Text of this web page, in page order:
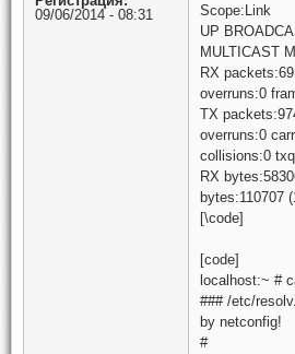
09/06/2014 - 08:31
Scope:Link
UP
MULTICAST
RX
overruns:0
TX
overruns:0
collisions:0
RX
bytes:110707
[\code]
[code]
localhost:~ #
### /etc/
by netconfig!
#